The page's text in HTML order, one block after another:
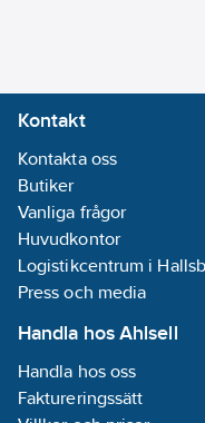
Ean
artikelnr:
Materialklass
Kontakt
Kontakta oss
Butiker
Vanliga frågor
Huvudkontor
Logistikcentrum i
Press och media
Handla hos Ahlsell
Handla hos oss
Faktureringssätt